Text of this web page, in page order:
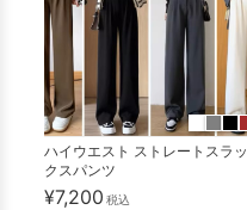
ハイウエスト ストレートスラッ
クスパンツ
¥7,200 税込